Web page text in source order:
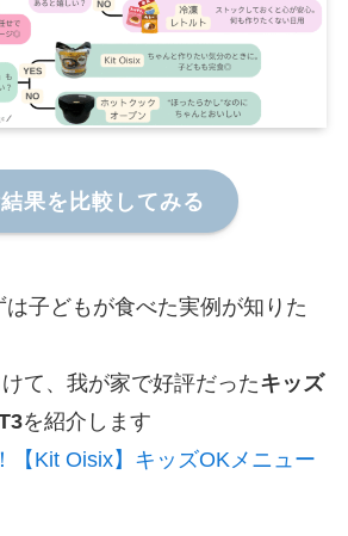
果を比較してみる
は子どもが食べた実例が知りた
て、我が家で好評だったキッズ
を紹介します
【Kit Oisix】キッズOKメニュー